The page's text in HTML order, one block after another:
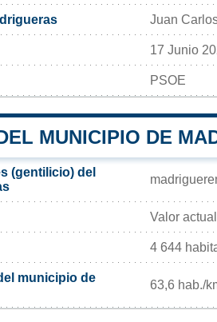
Juan
17 Junio
PSOE
MUNICIPIO DE
(gentilicio) del
Valor actual
4 644
municipio de
63,6 hab./